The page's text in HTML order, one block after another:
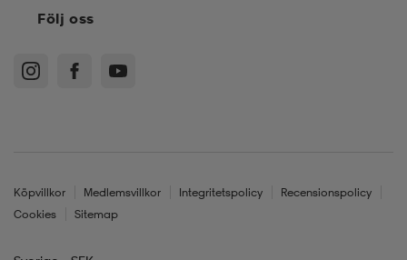
Följ oss
Köpvillkor Medlemsvillkor Integritetspolicy
Recensionspolicy
Cookies
Sitemap